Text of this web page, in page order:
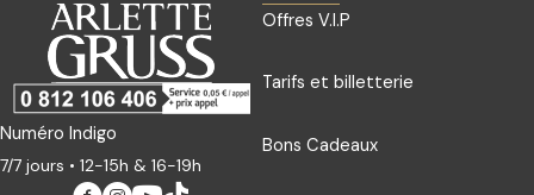
Numéro Indigo
7/7 jours • 12-15h & 16-19h
Offres V.I.P
Tarifs et billetterie
Bons Cadeaux